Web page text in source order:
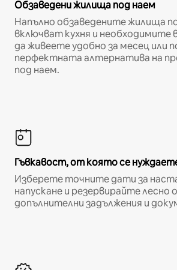
Обзаведени жилища под наем
Напълно обзаведените жилища
включват кухня и необходимите
да живеете удобно за месец или
перфектната алтернатива на
под наем.
Гъвкавост, от която се
Изберете точните дати за
напускане и резервирайте лесно
допълнителни задължения и